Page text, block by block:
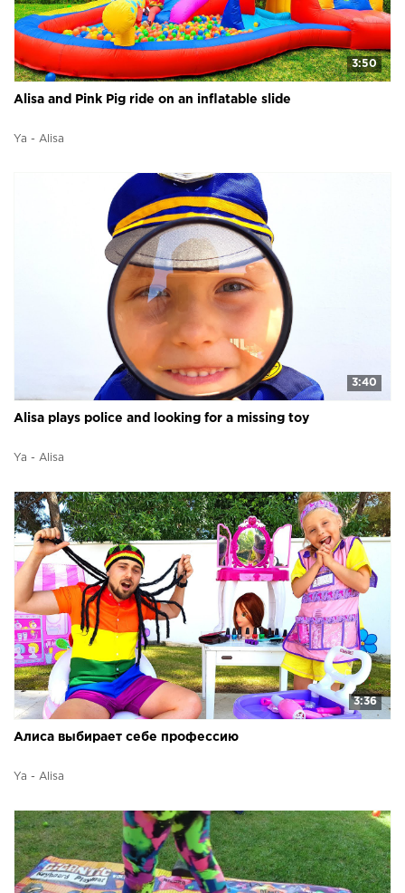
3:50
Alisa and Pink Pig ride on an inflatable slide
Ya - Alisa
3:40
Alisa plays police and looking for a missing toy
Ya - Alisa
3:36
Алиса выбирает себе профессию
Ya - Alisa